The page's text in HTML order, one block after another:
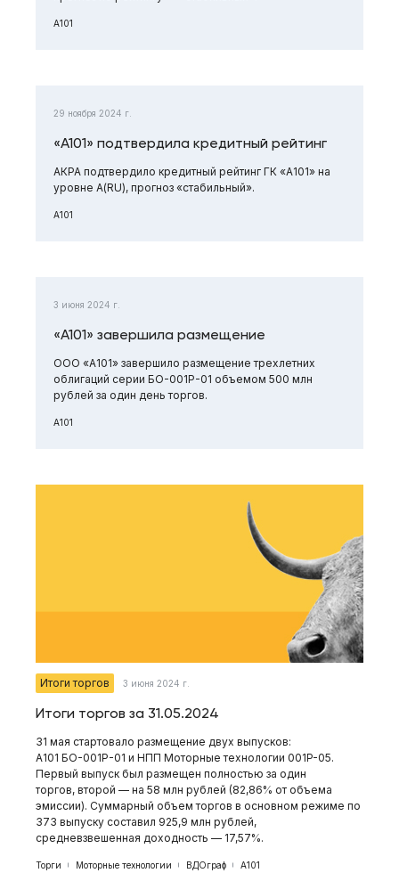
А101
29 ноября 2024 г.
«А101» подтвердила кредитный рейтинг
АКРА подтвердило кредитный рейтинг ГК «А101» на
уровне А(RU), прогноз «стабильный».
А101
3 июня 2024 г.
«А101» завершила размещение
ООО «А101» завершило размещение трехлетних
облигаций серии БО-001Р-01 объемом 500 млн
рублей за один день торгов.
А101
Итоги торгов 3 июня 2024 г.
Итоги торгов за 31.05.2024
31 мая стартовало размещение двух выпусков:
А101 БО-001Р-01 и НПП Моторные технологии 001P-05.
Первый выпуск был размещен полностью за один
торгов, второй — на 58 млн рублей (82,86% от объема
эмиссии). Суммарный объем торгов в основном режиме по
373 выпуску составил 925,9 млн рублей,
средневзвешенная доходность — 17,57%.
Торги Моторные технологии ВДОграф А101